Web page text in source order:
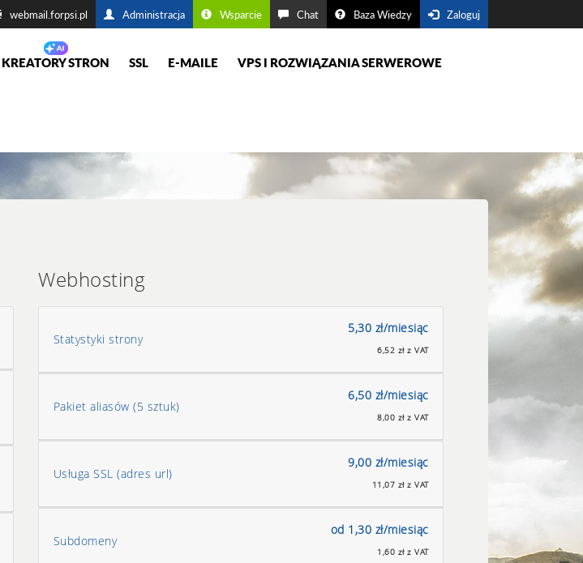
Webhosting
Statystyki strony
5,30 zł/miesiąc
6,52 zł z VAT
Pakiet aliasów (5 sztuk)
6,50 zł/miesiąc
8,00 zł z VAT
Usługa SSL (adres url)
9,00 zł/miesiąc
11,07 zł z VAT
Subdomeny
od 1,30 zł/miesiąc
1,60 zł z VAT
webmail.forpsi.pl Administracja Wsparcie Chat Baza Wiedzy Zaloguj
KREATORY STRON SSL E-MAILE VPS I ROZWIĄZANIA SERWEROWE